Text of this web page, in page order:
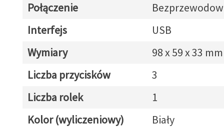
Połączenie
Interfejs
USB
Wymiary
98 x 59 x 33 mm
Liczba przycisków
3
Liczba rolek
1
Kolor (wyliczeniowy)
Biały